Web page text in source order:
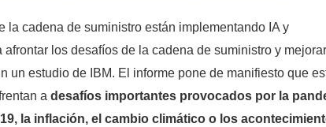
la cadena de suministro están implementando IA y
afrontar los desafíos de la cadena de suministro y
un estudio de IBM. El informe pone de manifiesto que
a desafíos importantes provocados por la
la inflación, el cambio climático o los